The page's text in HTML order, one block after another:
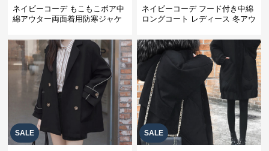
ネイビーコーデ もこもこボア中
綿アウター両面着用防寒ジャケ
ネイビーコーデ フード付き中綿
ロングコート レディース 冬アウ
SALE SALE